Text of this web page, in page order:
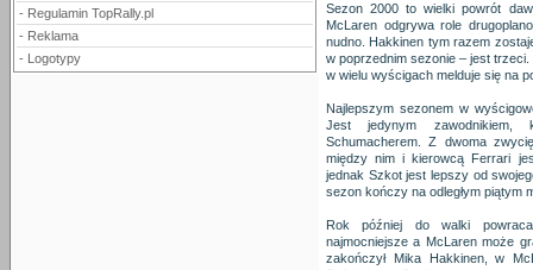
- Regulamin TopRally.pl
- Reklama
- Logotypy
Sezon 2000 to wielki powrót
McLaren odgrywa role
nudno. Hakkinen tym razem
w poprzednim sezonie – jest
w wielu wyścigach melduje się na
Najlepszym sezonem w
Jest jedynym
Schumacherem. Z dwoma
między nim i kierowcą Ferrari
jednak Szkot jest lepszy od
sezon kończy na odległym piątym
Rok później do walki
najmocniejsze a McLaren może
zakończył Mika Hakkinen, w